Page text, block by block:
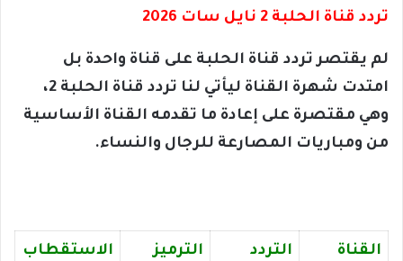
تردد قناة الحلبة 2 نايل سات 2026
لم يقتصر تردد قناة الحلبة على قناة واحدة بل
امتدت شهرة القناة ليأتي لنا تردد قناة الحلبة 2،
وهي مقتصرة على إعادة ما تقدمه القناة الأساسية
من ومباريات المصارعة للرجال والنساء.
القناة التردد الترميز الاستقطاب